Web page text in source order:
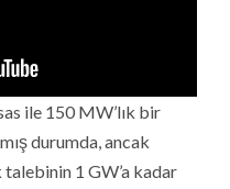
ile 150 MW’lık bir
durumda, ancak
1 GW’a kadar